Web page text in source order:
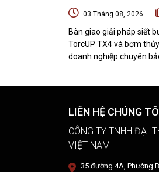
DOANH NGHIỆP
ÁN OFFSHORE
03 Tháng 08, 2026
Bàn giao giải pháp siết
TorcUP TX4 và bơm
doanh nghiệp chuyên
LIÊN HỆ CHÚNG
CÔNG TY TNHH ĐẠI
VIỆT NAM
35 đường 4A, Phường